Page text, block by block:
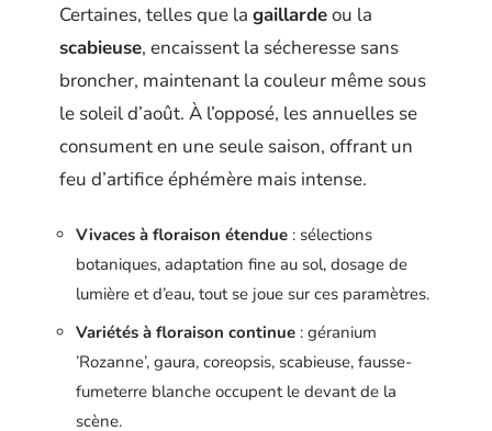
Certaines, telles que la gaillardeou la
scabieuse, encaissent la sécheresse sans
broncher, maintenant la couleur même sous
le soleil d’août. À l’opposé, les annuelles se
consument en une seule saison, offrant un
feu d’artifice éphémère mais intense.
Vivaces à floraison étendue : sélections
botaniques, adaptation fine au sol, dosage de
lumière et d’eau, tout se joue sur ces paramètres.
Variétés à floraison continue : géranium
’Rozanne’, gaura, coreopsis, scabieuse, fausse-
fumeterre blanche occupent le devant de la
scène.